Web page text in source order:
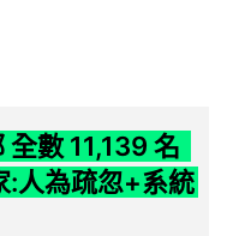
數 11,139 名
:人為疏忽+系統